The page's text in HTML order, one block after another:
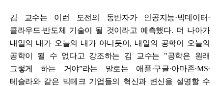
김 교수는 이런 도전의 동반자가 인공지능·빅데이터·
클라우드·반도체 기술이 될 것이라고 예측했다. 더 나아가
내일의 내가 오늘의 내가 아니듯이, 내일의 공학이 오늘의
공학이 될 수 없다고 강조하는 김 교수는 "공학은 원래
그렇게 하는 거야ˮ라는 말로는 애플·구글·아마존·MS·
테슬라와 같은 빅테크 기업들의 혁신과 변신을 설명할 수